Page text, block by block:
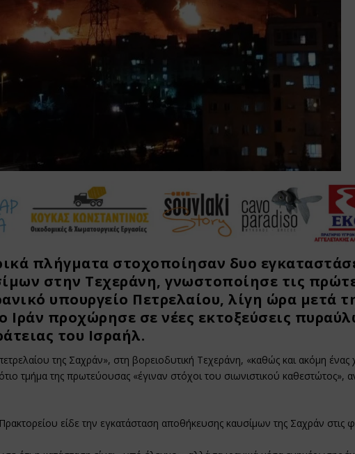
πλήγματα στοχοποίησαν δυο
στην Τεχεράνη, γνωστοποίησε τις
υπουργείο Πετρελαίου, λίγη ώρα μετά
προχώρησε σε νέες εκτοξεύσεις
του Ισραήλ.
της Σαχράν», στη βορειοδυτική Τεχεράνη, «καθώς και ακόμη ένας
τμήμα της πρωτεύουσας «έγιναν στόχοι του σιωνιστικού καθεστώτος»,
είδε την εγκατάσταση αποθήκευσης καυσίμων της Σαχράν στις